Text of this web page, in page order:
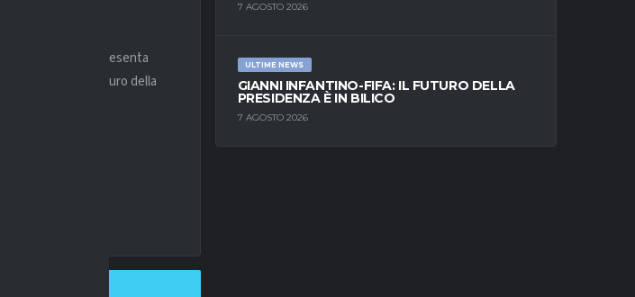
rappresenta
cui costruire il futuro della
7 AGOSTO 2026
ULTIME NEWS
GIANNI INFANTINO-FIFA: IL FUTURO DELLA
PRESIDENZA È IN BILICO
7 AGOSTO 2026